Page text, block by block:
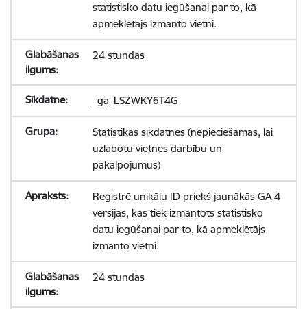
statistisko datu iegūšanai par to, kā
apmeklētājs izmanto vietni.
24 stundas
_ga_LSZWKY6T4G
Statistikas sīkdatnes (nepieciešamas, lai
uzlabotu vietnes darbību un
pakalpojumus)
Reģistrē unikālu ID priekš jaunākās GA 4
versijas, kas tiek izmantots statistisko
datu iegūšanai par to, kā apmeklētājs
izmanto vietni.
24 stundas